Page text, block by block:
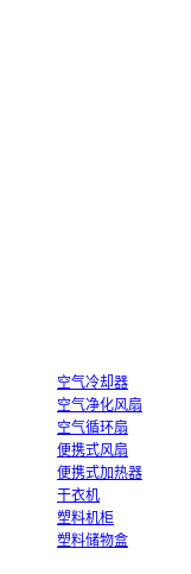
空气冷却器
空气净化风扇
空气循环扇
便携式风扇
便携式加热器
干衣机
塑料机柜
塑料储物盒